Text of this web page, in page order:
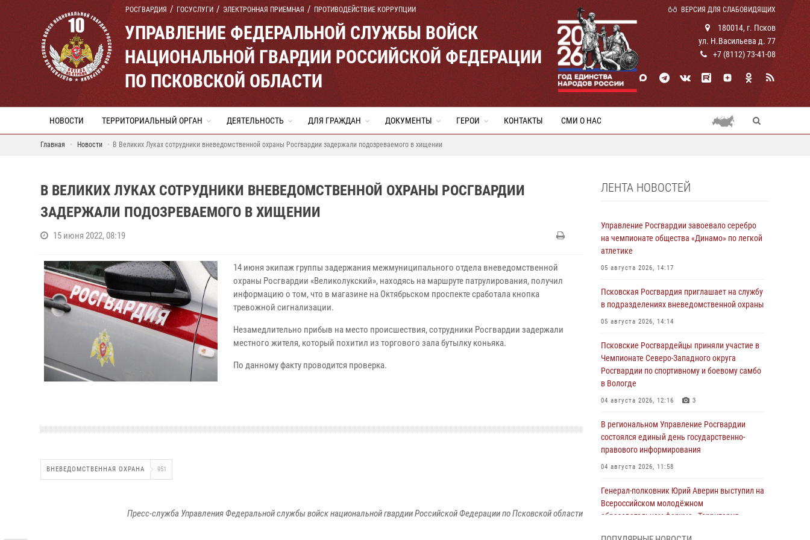
РОСГВАРДИЯ ГОСУСЛУГИ ЭЛЕКТРОННАЯ ПРИЕМНАЯ ПРОТИВОДЕЙСТВИЕ КОРРУПЦИИ ВЕРСИЯ ДЛЯ СЛАБОВИДЯЩИХ
УПРАВЛЕНИЕ ФЕДЕРАЛЬНОЙ СЛУЖБЫ ВОЙСК
НАЦИОНАЛЬНОЙ ГВАРДИИ РОССИЙСКОЙ ФЕДЕРАЦИИ
ПО ПСКОВСКОЙ ОБЛАСТИ
180014, г. Псков
ул. Н.Васильева д. 77
+7 (8112) 73-41-08
НОВОСТИ ТЕРРИТОРИАЛЬНЫЙ ОРГАН ДЕЯТЕЛЬНОСТЬ ДЛЯ ГРАЖДАН ДОКУМЕНТЫ ГЕРОИ КОНТАКТЫ СМИ О НАС
Главная Новости В Великих Луках сотрудники вневедомственной охраны Росгвардии задержали подозреваемого в хищении
В ВЕЛИКИХ ЛУКАХ СОТРУДНИКИ ВНЕВЕДОМСТВЕННОЙ ОХРАНЫ РОСГВАРДИИ
ЗАДЕРЖАЛИ ПОДОЗРЕВАЕМОГО В ХИЩЕНИИ
15 июня 2022, 08:19
14 июня экипаж группы задержания межмуниципального отдела вневедомственной
охраны Росгвардии «Великолукский», находясь на маршруте патрулирования, получил
информацию о том, что в магазине на Октябрьском проспекте сработала кнопка
тревожной сигнализации.
Незамедлительно прибыв на место происшествия, сотрудники Росгвардии задержали
местного жителя, который похитил из торгового зала бутылку коньяка.
По данному факту проводится проверка.
ВНЕВЕДОМСТВЕННАЯ ОХРАНА 951
Пресс-служба Управления Федеральной службы войск национальной гвардии Российской Федерации по Псковской области
ЛЕНТА НОВОСТЕЙ
Управление Росгвардии завоевало серебро
на чемпионате общества «Динамо» по легкой
атлетике
05 августа 2026, 14:17
Псковская Росгвардия приглашает на службу
в подразделениях вневедомственной охраны
05 августа 2026, 14:14
Псковские Росгвардейцы приняли участие в
Чемпионате Северо-Западного округа
Росгвардии по спортивному и боевому самбо
в Вологде
04 августа 2026, 12:16 3
В региональном Управление Росгвардии
состоялся единый день государственно-
правового информирования
04 августа 2026, 11:58
Генерал-полковник Юрий Аверин выступил на
Всероссийском молодёжном
образовательном форуме «Территория